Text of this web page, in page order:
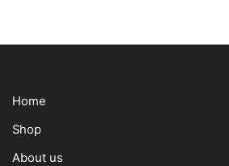
Home
Shop
About us